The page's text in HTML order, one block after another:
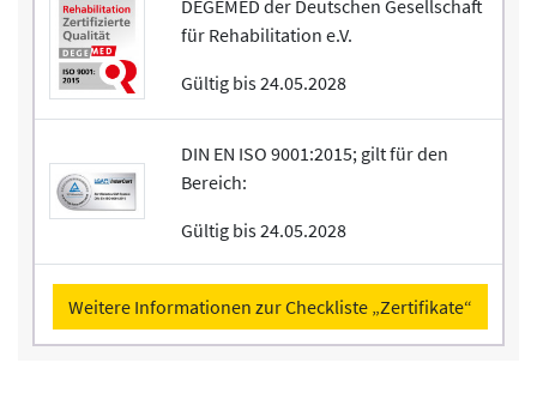
DEGEMED der Deutschen Gesellschaft
für Rehabilitation e.V.
Gültig bis 24.05.2028
DIN EN ISO 9001:2015; gilt für den
Bereich:
Gültig bis 24.05.2028
Weitere Informationen zur Checkliste „Zertifikate“